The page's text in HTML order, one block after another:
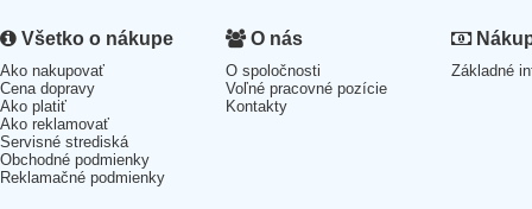
Všetko o nákupe
Ako nakupovať
Cena dopravy
Ako platiť
Ako reklamovať
Servisné strediská
Obchodné podmienky
Reklamačné podmienky
O nás
O spoločnosti
Voľné pracovné pozície
Kontakty
Základné